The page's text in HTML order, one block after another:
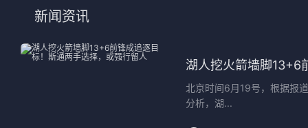
新闻资讯
湖人挖火箭墙脚13+6
北京时间6月19号，根据报
分析，湖...